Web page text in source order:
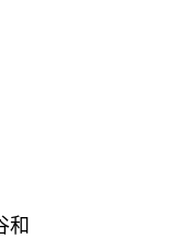
和